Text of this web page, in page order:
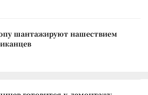
шантажируют нашествием